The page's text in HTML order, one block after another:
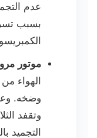
عدم
بسبب
موتور
الهواء
وضخه.
وتقفد
التجميد